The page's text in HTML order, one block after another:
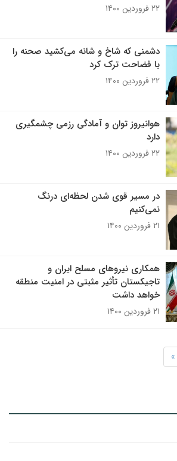
۲۲ فروردین ۱۴۰۰
دشمنی که شاخ و شانه می‌کشید صحنه را
با فضاحت ترک کرد
۲۲ فروردین ۱۴۰۰
هوانیروز ‌توان و آمادگی رزمی چشمگیر‌ی
دارد
۲۲ فروردین ۱۴۰۰
در مسیر قوی شدن لحظه‌ای درنگ
نمی‌کنیم
۲۱ فروردین ۱۴۰۰
همکاری نیروهای مسلح ایران و
تاجیکستان تأثیر مثبتی در امنیت منطقه
خواهد داشت
۲۱ فروردین ۱۴۰۰
»